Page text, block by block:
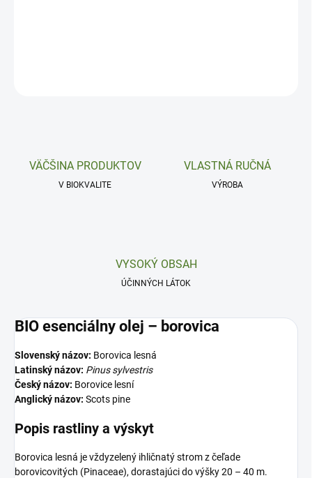
VÄČŠINA PRODUKTOV
V BIOKVALITE
VLASTNÁ RUČNÁ
VÝROBA
VYSOKÝ OBSAH
ÚČINNÝCH LÁTOK
BIO esenciálny olej – borovica
Slovenský názov: Borovica lesná
Latinský názov: Pinus sylvestris
Český názov: Borovice lesní
Anglický názov: Scots pine
Popis rastliny a výskyt
Borovica lesná je vždyzelený ihličnatý strom z čeľade
borovicovitých (Pinaceae), dorastajúci do výšky 20 – 40 m.